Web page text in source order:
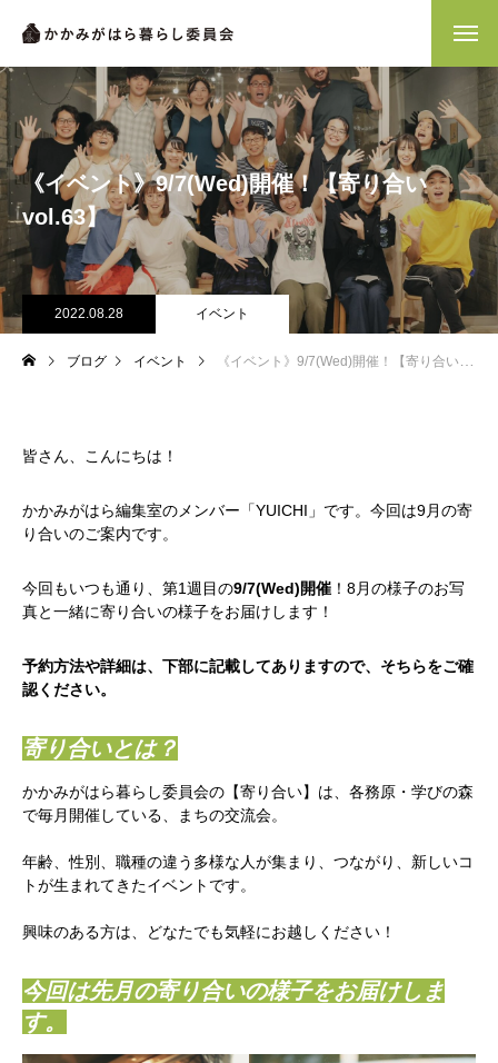
《イベント》9/7(Wed)開催！【寄り合い
vol.63】
2022.08.28 イベント
ブログ イベント 《イベント》9/7(Wed)開催！【寄り合い vol.63】
皆さん、こんにちは！
かかみがはら編集室のメンバー「YUICHI」です。今回は9月の寄
り合いのご案内です。
今回もいつも通り、第1週目の9/7(Wed)開催 ！8月の様子のお写
真と一緒に寄り合いの様子をお届けします！
予約方法や詳細は、下部に記載してありますので、そちらをご確
認ください。
寄り合いとは？
かかみがはら暮らし委員会の【寄り合い】は、各務原・学びの森
で毎月開催している、まちの交流会。
年齢、性別、職種の違う多様な人が集まり、つながり、新しいコ
トが生まれてきたイベントです。
興味のある方は、どなたでも気軽にお越しください！
今回は先月の寄り合いの様子をお届けしま
す。